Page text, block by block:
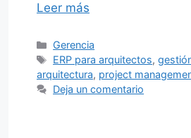
Leer más
Categorías
Gerencia
Etiquetas
ERP para arquitectos,
arquitectura, project
Deja un comentario